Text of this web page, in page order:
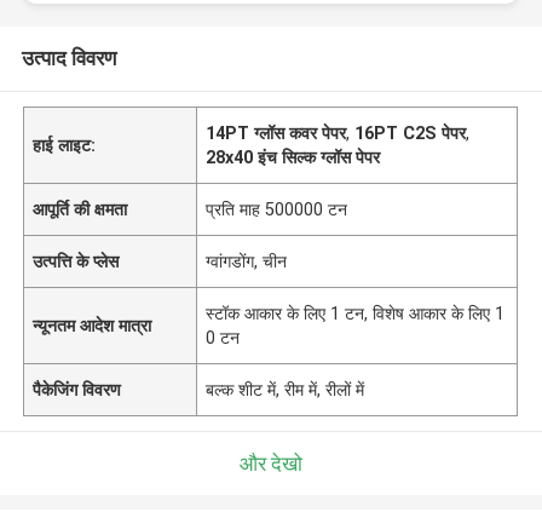
उत्पाद विवरण
हाई लाइट:
14PT ग्लॉस कवर पेपर, 16PT C2S पेपर,
28x40 इंच सिल्क ग्लॉस पेपर
आपूर्ति की क्षमता प्रति माह 500000 टन
उत्पत्ति के प्लेस ग्वांगडोंग, चीन
न्यूनतम आदेश मात्रा
स्टॉक आकार के लिए 1 टन, विशेष आकार के लिए 1
0 टन
पैकेजिंग विवरण बल्क शीट में, रीम में, रीलों में
और देखो